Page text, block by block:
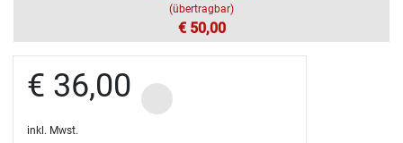
(übertragbar)
€ 50,00
€ 36,00
inkl. Mwst.